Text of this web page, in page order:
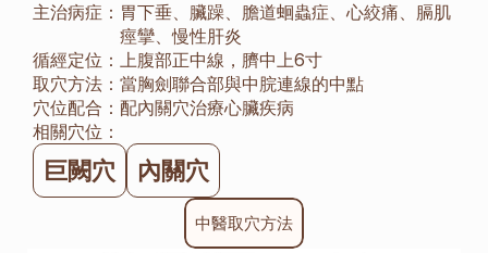
主治病症： 胃下垂、臟躁、膽道蛔蟲症、心絞痛、膈肌
痙攣、慢性肝炎
循經定位： 上腹部正中線，臍中上6寸
取穴方法： 當胸劍聯合部與中脘連線的中點
穴位配合： 配內關穴治療心臟疾病
相關穴位：
巨闕穴 內關穴
中醫取穴方法